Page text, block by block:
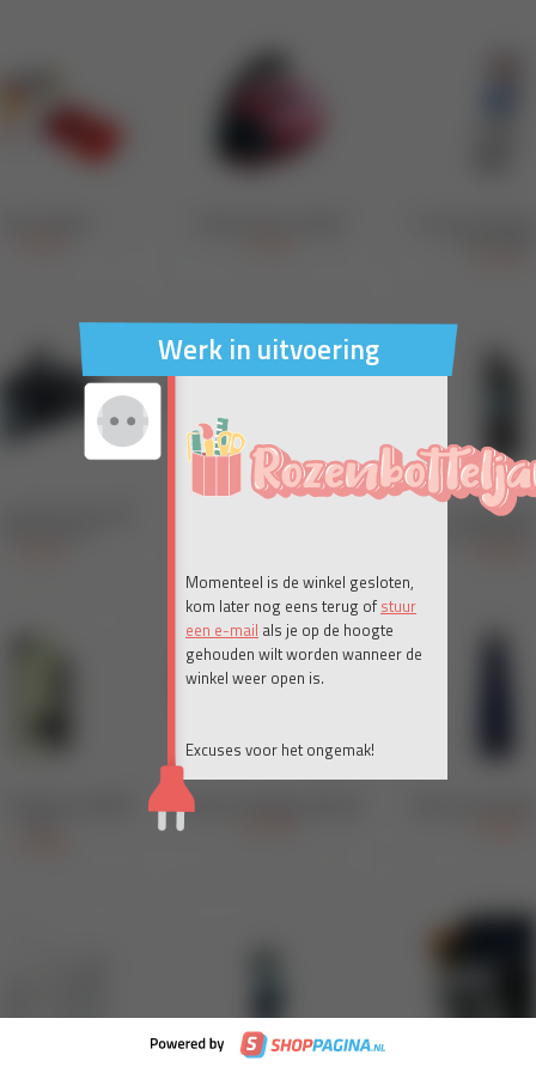
Werk in uitvoering
Momenteel is de winkel gesloten,
kom later nog eens terug of stuur
een e-mail als je op de hoogte
gehouden wilt worden wanneer de
winkel weer open is.
Excuses voor het ongemak!